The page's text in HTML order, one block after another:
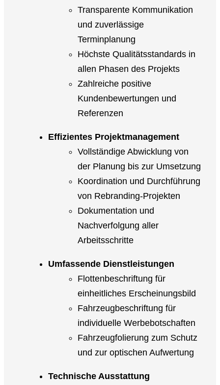
Transparente Kommunikation
und zuverlässige
Terminplanung
Höchste Qualitätsstandards in
allen Phasen des Projekts
Zahlreiche positive
Kundenbewertungen und
Referenzen
Effizientes Projektmanagement
Vollständige Abwicklung von
der Planung bis zur Umsetzung
Koordination und Durchführung
von Rebranding-Projekten
Dokumentation und
Nachverfolgung aller
Arbeitsschritte
Umfassende Dienstleistungen
Flottenbeschriftung für
einheitliches Erscheinungsbild
Fahrzeugbeschriftung für
individuelle Werbebotschaften
Fahrzeugfolierung zum Schutz
und zur optischen Aufwertung
Technische Ausstattung